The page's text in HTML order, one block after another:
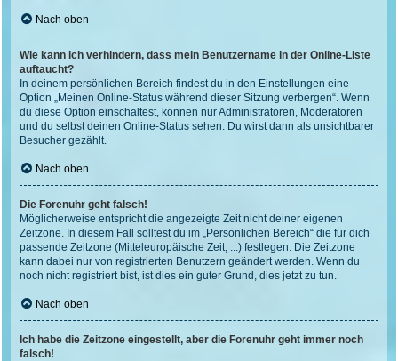
Nach oben
Wie kann ich verhindern, dass mein Benutzername in der Online-Liste
auftaucht?
In deinem persönlichen Bereich findest du in den Einstellungen eine
Option „Meinen Online-Status während dieser Sitzung verbergen“. Wenn
du diese Option einschaltest, können nur Administratoren, Moderatoren
und du selbst deinen Online-Status sehen. Du wirst dann als unsichtbarer
Besucher gezählt.
Nach oben
Die Forenuhr geht falsch!
Möglicherweise entspricht die angezeigte Zeit nicht deiner eigenen
Zeitzone. In diesem Fall solltest du im „Persönlichen Bereich“ die für dich
passende Zeitzone (Mitteleuropäische Zeit, ...) festlegen. Die Zeitzone
kann dabei nur von registrierten Benutzern geändert werden. Wenn du
noch nicht registriert bist, ist dies ein guter Grund, dies jetzt zu tun.
Nach oben
Ich habe die Zeitzone eingestellt, aber die Forenuhr geht immer noch
falsch!